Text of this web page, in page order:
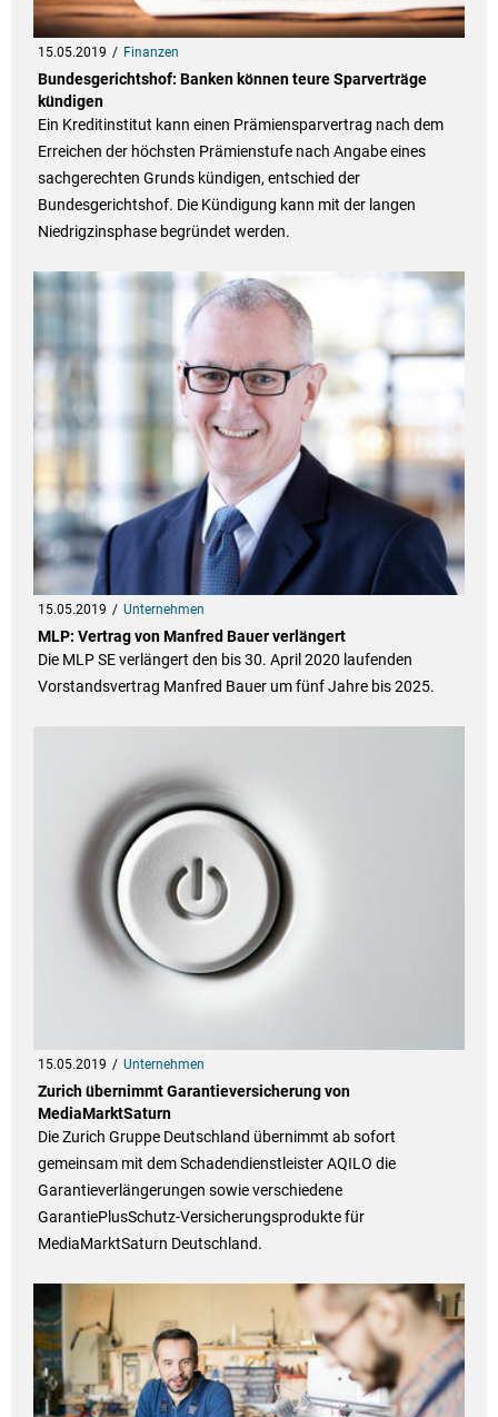
15.05.2019 Finanzen
Bundesgerichtshof: Banken können teure Sparverträge
kündigen
Ein Kreditinstitut kann einen Prämiensparvertrag nach dem
Erreichen der höchsten Prämienstufe nach Angabe eines
sachgerechten Grunds kündigen, entschied der
Bundesgerichtshof. Die Kündigung kann mit der langen
Niedrigzinsphase begründet werden.
15.05.2019 Unternehmen
MLP: Vertrag von Manfred Bauer verlängert
Die MLP SE verlängert den bis 30. April 2020 laufenden
Vorstandsvertrag Manfred Bauer um fünf Jahre bis 2025.
15.05.2019 Unternehmen
Zurich übernimmt Garantieversicherung von
MediaMarktSaturn
Die Zurich Gruppe Deutschland übernimmt ab sofort
gemeinsam mit dem Schadendienstleister AQILO die
Garantieverlängerungen sowie verschiedene
GarantiePlusSchutz-Versicherungsprodukte für
MediaMarktSaturn Deutschland.